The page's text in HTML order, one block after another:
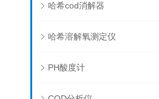
哈希cod消解器
哈希溶解氧测定仪
PH酸度计